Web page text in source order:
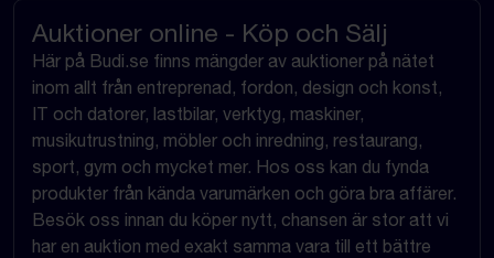
Auktioner online - Köp och Sälj
Här på Budi.se finns mängder av auktioner på nätet
inom allt från entreprenad, fordon, design och konst,
IT och datorer, lastbilar, verktyg, maskiner,
musikutrustning, möbler och inredning, restaurang,
sport, gym och mycket mer. Hos oss kan du fynda
produkter från kända varumärken och göra bra affärer.
Besök oss innan du köper nytt, chansen är stor att vi
har en auktion med exakt samma vara till ett bättre